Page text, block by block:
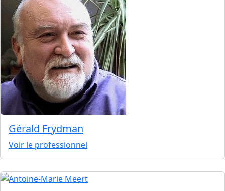
Gérald Frydman
Voir le professionnel